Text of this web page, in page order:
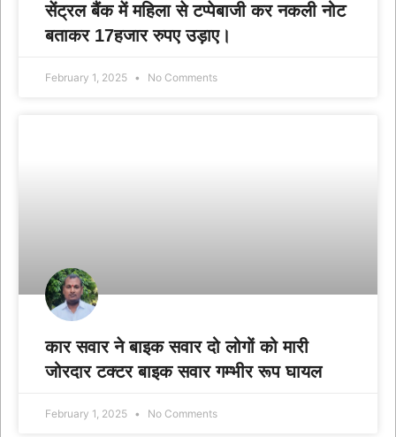
सेंट्रल बैंक में महिला से टप्पेबाजी कर नकली नोट
बताकर 17हजार रुपए उड़ाए।
February 1, 2025 No Comments
कार सवार ने बाइक सवार दो लोगों को मारी
जोरदार टक्टर बाइक सवार गम्भीर रूप घायल
February 1, 2025 No Comments